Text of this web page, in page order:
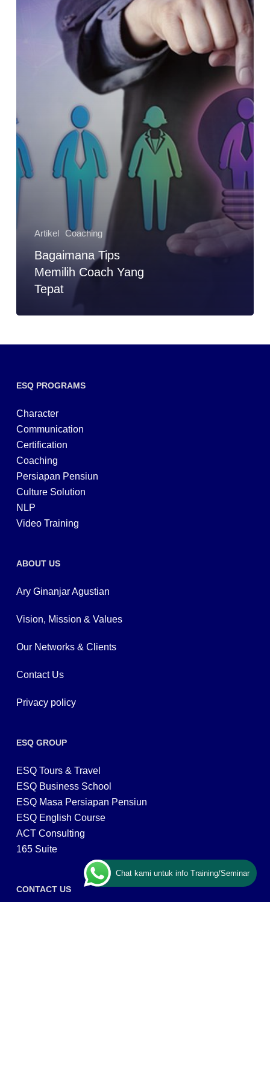
Artikel Coaching
Bagaimana Tips
Memilih Coach Yang
Tepat
ESQ PROGRAMS
Character
Communication
Certification
Coaching
Persiapan Pensiun
Culture Solution
NLP
Video Training
ABOUT US
Ary Ginanjar Agustian
Vision, Mission & Values
Our Networks & Clients
Contact Us
Privacy policy
ESQ GROUP
ESQ Tours & Travel
ESQ Business School
ESQ Masa Persiapan Pensiun
ESQ English Course
ACT Consulting
165 Suite
CONTACT US
Chat kami untuk info Training/Seminar